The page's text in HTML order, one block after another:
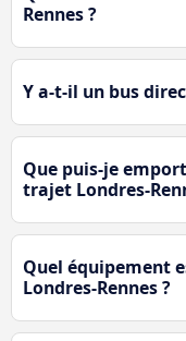
Rennes ?
Y a-t-il un bus
Que puis-je
trajet Londres-
Quel équipement
Londres-Rennes ?